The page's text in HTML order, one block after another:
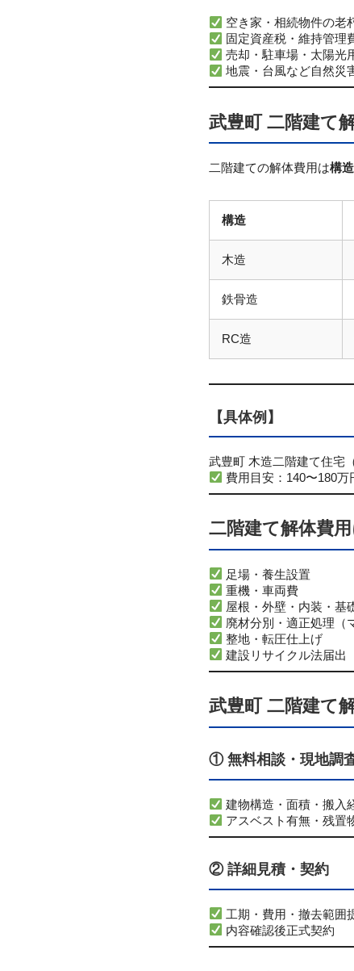
空き家・相続物件の老
固定資産税・維持管理
売却・駐車場・太陽光
地震・台風など自然災
武豊町 二階建て
二階建ての解体費用は構
構造
木造
鉄骨造
RC造
【具体例】
武豊町 木造二階建て住宅
費用目安：140〜180万
二階建て解体費
足場・養生設置
重機・車両費
屋根・外壁・内装・基
廃材分別・適正処理（
整地・転圧仕上げ
建設リサイクル法届出
武豊町 二階建て
① 無料相談・現地調
建物構造・面積・搬入
アスベスト有無・残置
② 詳細見積・契約
工期・費用・撤去範囲
内容確認後正式契約